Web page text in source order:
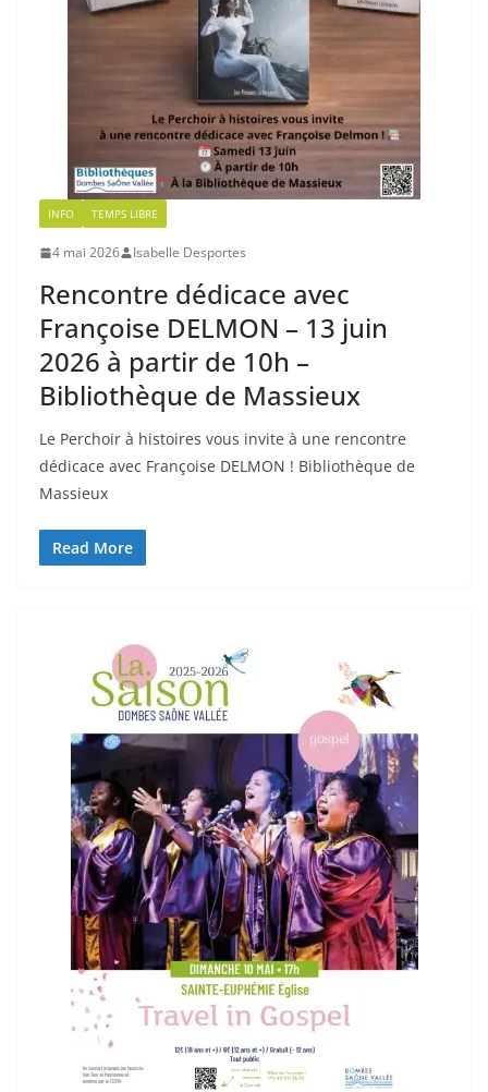
INFO TEMPS LIBRE
4 mai 2026 Isabelle Desportes
Rencontre dédicace avec
Françoise DELMON – 13 juin
2026 à partir de 10h –
Bibliothèque de Massieux
Le Perchoir à histoires vous invite à une rencontre
dédicace avec Françoise DELMON ! Bibliothèque de
Massieux
Read More